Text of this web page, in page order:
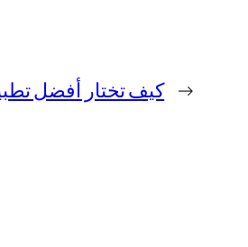
كيف تختار أفضل →